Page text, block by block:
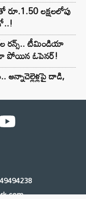
రూ.1.50 లక్షలలోపు
రన్స్.. టీమిండియా
పోయిన ఓపెనర్!
అన్నాచెల్లెళ్లపై దాడి,